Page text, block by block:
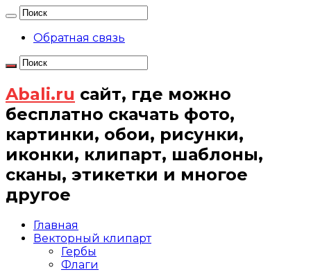
Обратная связь
Abali.ru сайт, где можно
бесплатно скачать фото,
картинки, обои, рисунки,
иконки, клипарт, шаблоны,
сканы, этикетки и многое
другое
Главная
Векторный клипарт
Гербы
Флаги